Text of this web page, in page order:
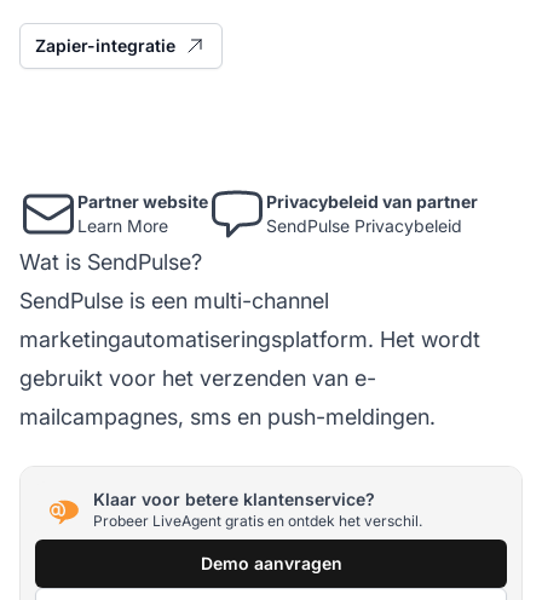
Zapier-integratie
Partner website
Learn More
Privacybeleid van partner
SendPulse Privacybeleid
Wat is SendPulse?
SendPulse is een multi-channel
marketingautomatiseringsplatform. Het wordt
gebruikt voor het verzenden van e-
mailcampagnes, sms en push-meldingen.
Klaar voor betere klantenservice?
Probeer LiveAgent gratis en ontdek het verschil.
Demo aanvragen